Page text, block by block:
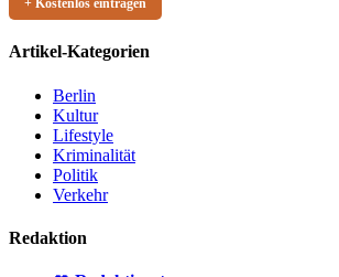
+ Kostenlos eintragen
Artikel-Kategorien
Berlin
Kultur
Lifestyle
Kriminalität
Politik
Verkehr
Redaktion